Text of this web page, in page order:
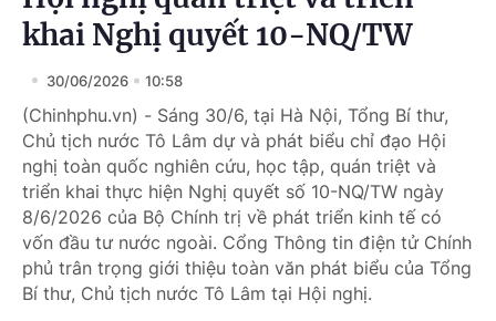
khai Nghị quyết 10-NQ/TW
30/06/2026 10:58
(Chinhphu.vn) - Sáng 30/6, tại Hà Nội, Tổng Bí thư,
Chủ tịch nước Tô Lâm dự và phát biểu chỉ đạo Hội
nghị toàn quốc nghiên cứu, học tập, quán triệt và
triển khai thực hiện Nghị quyết số 10-NQ/TW ngày
8/6/2026 của Bộ Chính trị về phát triển kinh tế có
vốn đầu tư nước ngoài. Cổng Thông tin điện tử Chính
phủ trân trọng giới thiệu toàn văn phát biểu của Tổng
Bí thư, Chủ tịch nước Tô Lâm tại Hội nghị.